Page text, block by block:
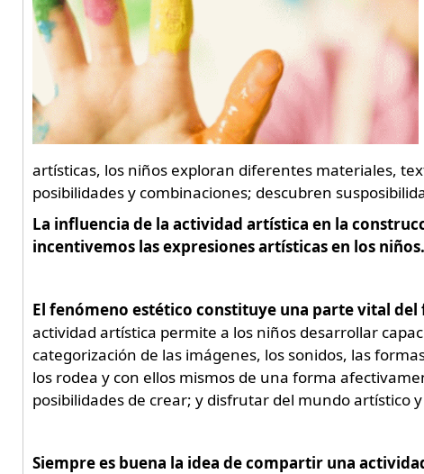
artísticas, los niños exploran diferentes materiales,
posibilidades y combinaciones; descubren
La influencia de la actividad artística en la
incentivemos las expresiones artísticas en los niños.
El fenómeno estético constituye una parte vital
actividad artística permite a los niños desarrollar
categorización de las imágenes, los sonidos, las
los rodea y con ellos mismos de una forma
posibilidades de crear; y disfrutar del mundo artístico
Siempre es buena la idea de compartir una